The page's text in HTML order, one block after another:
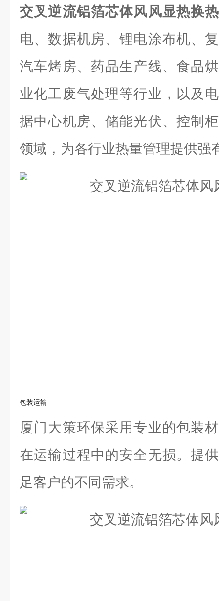
交叉逆流铝箔芯体风风显热换
电、数据机房、锂电涂布机、
汽车烤房、药品生产线、食品
业化工废气处理等行业，以及
据中心机房、储能光伏、控制
领域，为各行业热量管理提供强
包装运输
厦门大策环保采用专业的包装
在运输过程中的安全无损。提
足客户的不同需求。